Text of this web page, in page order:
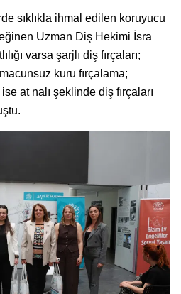
sıklıkla ihmal edilen koruyucu
Uzman Diş Hekimi İsra
varsa şarjlı diş fırçaları;
kuru fırçalama;
at nalı şeklinde diş fırçaları